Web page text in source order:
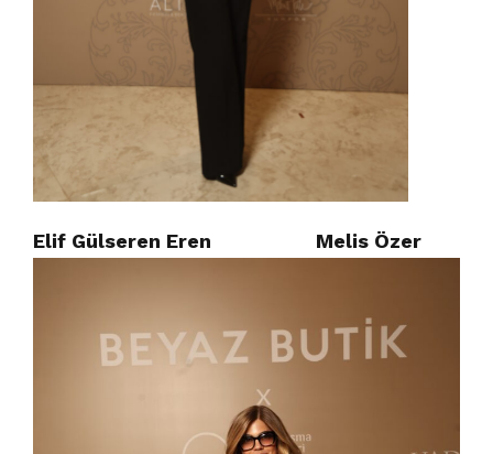
Elif Gülseren Eren Melis Özer